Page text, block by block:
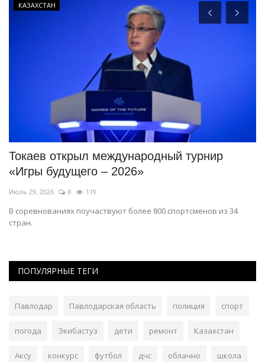
КАЗАХСТАН
Токаев открыл международный турнир
«Игры будущего – 2026»
Июль 29, 2026 0 119
В соревнованиях поучаствуют более 800 спортсменов из 34
стран.
ПОПУЛЯРНЫЕ ТЕГИ
Павлодар Павлодарская область полиция спорт
погода Экибастуз дети ремонт Казахстан
Аксу конкурс футбол дчс облачно школа